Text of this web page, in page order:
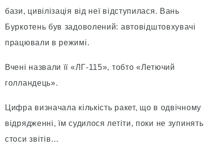
бази, цивілізація від неї відступилася. Вань
Буркотень був задоволений: автовідштовхувачі
працювали в режимі.
Вчені назвали її «ЛГ-115», тобто «Летючий
голландець».
Цифра визначала кількість ракет, що в одвічному
від­рядженні, їм судилося летіти, поки не зупинять
стоси зві­тів…